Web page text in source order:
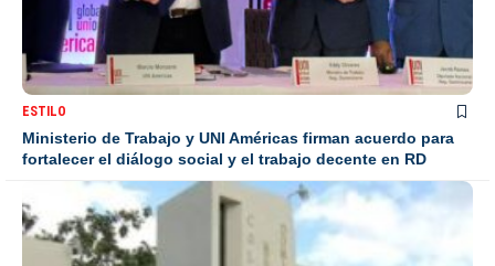
ESTILO
Ministerio de Trabajo y UNI Américas firman acuerdo para
fortalecer el diálogo social y el trabajo decente en RD